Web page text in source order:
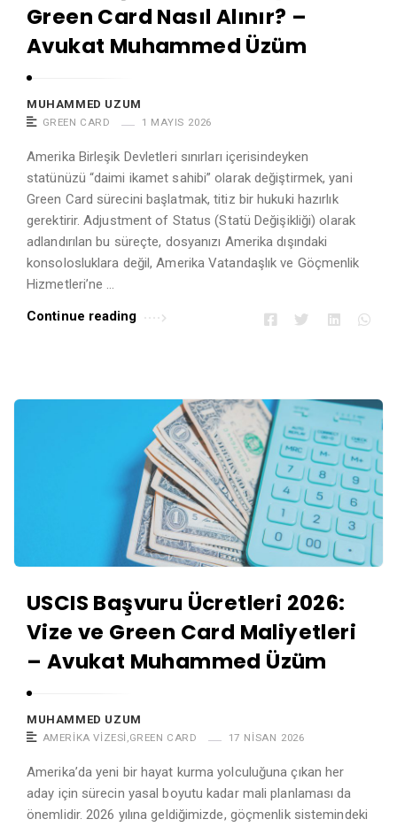
Green Card Nasıl Alınır? –
Avukat Muhammed Üzüm
MUHAMMED UZUM
GREEN CARD 1 MAYIS 2026
Amerika Birleşik Devletleri sınırları içerisindeyken
statünüzü “daimi ikamet sahibi” olarak değiştirmek, yani
Green Card sürecini başlatmak, titiz bir hukuki hazırlık
gerektirir. Adjustment of Status (Statü Değişikliği) olarak
adlandırılan bu süreçte, dosyanızı Amerika dışındaki
konsolosluklara değil, Amerika Vatandaşlık ve Göçmenlik
Hizmetleri’ne …
Continue reading
USCIS Başvuru Ücretleri 2026:
Vize ve Green Card Maliyetleri
– Avukat Muhammed Üzüm
MUHAMMED UZUM
AMERIKA VIZESI ,GREEN CARD 17 NISAN 2026
Amerika’da yeni bir hayat kurma yolculuğuna çıkan her
aday için sürecin yasal boyutu kadar mali planlaması da
önemlidir. 2026 yılına geldiğimizde, göçmenlik sistemindeki